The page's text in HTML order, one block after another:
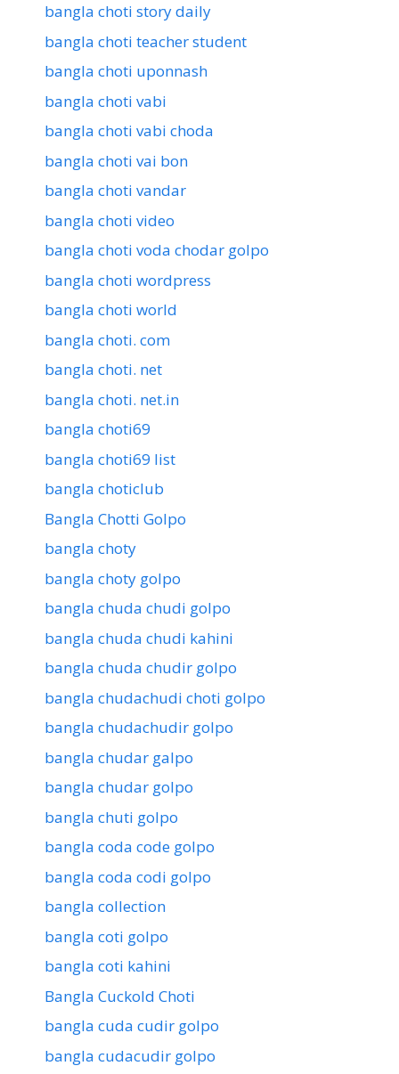
bangla choti story daily
bangla choti teacher student
bangla choti uponnash
bangla choti vabi
bangla choti vabi choda
bangla choti vai bon
bangla choti vandar
bangla choti video
bangla choti voda chodar golpo
bangla choti wordpress
bangla choti world
bangla choti. com
bangla choti. net
bangla choti. net.in
bangla choti69
bangla choti69 list
bangla choticlub
Bangla Chotti Golpo
bangla choty
bangla choty golpo
bangla chuda chudi golpo
bangla chuda chudi kahini
bangla chuda chudir golpo
bangla chudachudi choti golpo
bangla chudachudir golpo
bangla chudar galpo
bangla chudar golpo
bangla chuti golpo
bangla coda code golpo
bangla coda codi golpo
bangla collection
bangla coti golpo
bangla coti kahini
Bangla Cuckold Choti
bangla cuda cudir golpo
bangla cudacudir golpo